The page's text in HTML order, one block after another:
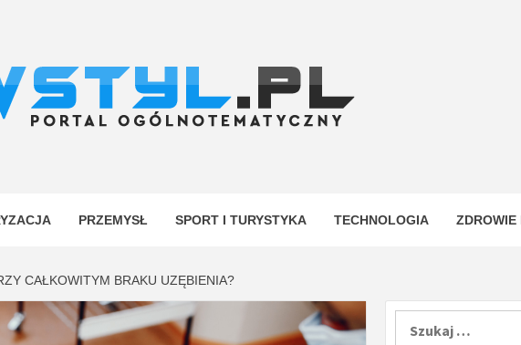
PRZEMYSŁ SPORT I TURYSTYKA TECHNOLOGIA ZDROWIE
CAŁKOWITYM BRAKU UZĘBIENIA?